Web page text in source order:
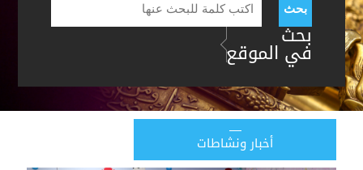
بحث
بحث
في الموقع
أخبار ونشاطات